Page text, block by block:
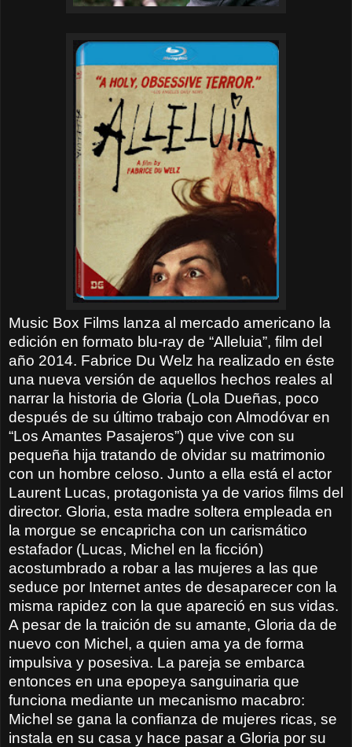
Music Box Films lanza al mercado americano la
edición en formato blu-ray de “Alleluia”, film del
año 2014. Fabrice Du Welz ha realizado en éste
una nueva versión de aquellos hechos reales al
narrar la historia de Gloria (Lola Dueñas, poco
después de su último trabajo con Almodóvar en
“Los Amantes Pasajeros”) que vive con su
pequeña hija tratando de olvidar su matrimonio
con un hombre celoso. Junto a ella está el actor
Laurent Lucas, protagonista ya de varios films del
director. Gloria, esta madre soltera empleada en
la morgue se encapricha con un carismático
estafador (Lucas, Michel en la ficción)
acostumbrado a robar a las mujeres a las que
seduce por Internet antes de desaparecer con la
misma rapidez con la que apareció en sus vidas.
A pesar de la traición de su amante, Gloria da de
nuevo con Michel, a quien ama ya de forma
impulsiva y posesiva. La pareja se embarca
entonces en una epopeya sanguinaria que
funciona mediante un mecanismo macabro:
Michel se gana la confianza de mujeres ricas, se
instala en su casa y hace pasar a Gloria por su